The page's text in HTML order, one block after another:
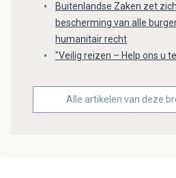
Buitenlandse Zaken zet
bescherming van alle
humanitair recht
"Veilig reizen – Help ons u
Alle artikelen van deze